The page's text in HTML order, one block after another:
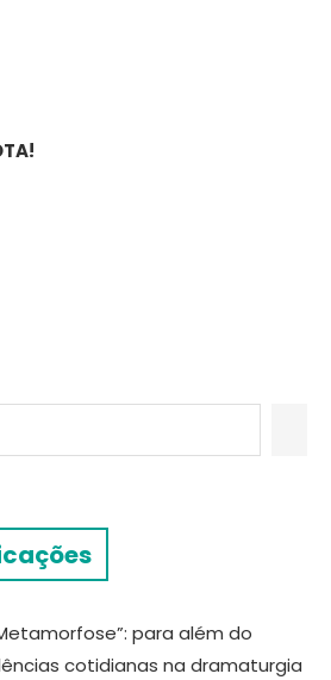
para além do
cotidianas na dramaturgia